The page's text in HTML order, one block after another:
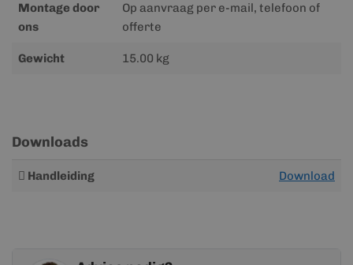
Montage door
ons
Op aanvraag per e-mail, telefoon of
offerte
Gewicht 15.00 kg
Downloads
Meer
Handleiding Download